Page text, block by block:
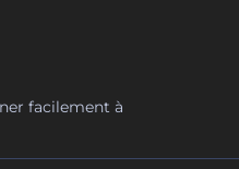
facilement à